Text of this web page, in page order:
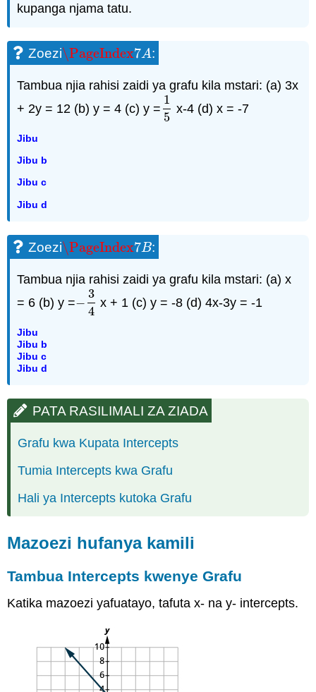
kupanga njama tatu.
Zoezi\PageIndex7A
\PageIndex7A :
Tambua njia rahisi zaidi ya grafu kila mstari: (a) 3x
+ 2y = 12 (b) y = 4 (c) y =
1
5
15 x-4 (d) x = -7
Jibu
Jibu b
Jibu c
Jibu d
Zoezi\PageIndex7B
\PageIndex7B :
Tambua njia rahisi zaidi ya grafu kila mstari: (a) x
= 6 (b) y =−
3
4
−34 x + 1 (c) y = -8 (d) 4x-3y = -1
Jibu
Jibu b
Jibu c
Jibu d
PATA RASILIMALI ZA ZIADA
Grafu kwa Kupata Intercepts
Tumia Intercepts kwa Grafu
Hali ya Intercepts kutoka Grafu
Mazoezi hufanya kamili
Tambua Intercepts kwenye Grafu
Katika mazoezi yafuatayo, tafuta x- na y- intercepts.